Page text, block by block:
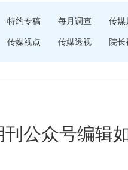
特约专稿 每月调查 传媒
传媒视点 传媒透视 院长
公众号编辑